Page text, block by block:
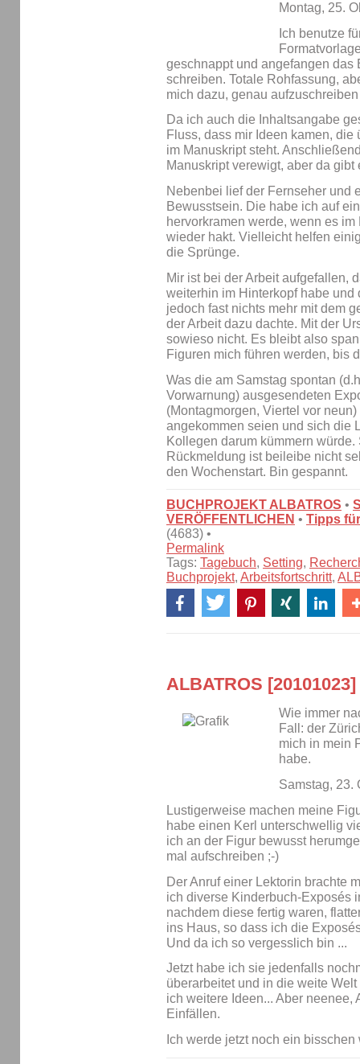
Montag, 25.
Ich benutze
geschnappt und angefangen das
schreiben. Totale Rohfassung,
mich dazu, genau
Da ich auch die Inhaltsangabe
Fluss, dass mir Ideen kamen,
im Manuskript steht.
Manuskript verewigt, aber da
Nebenbei lief der Fernseher und
Bewusstsein. Die habe ich auf
hervorkramen werde, wenn es
wieder hakt. Vielleicht helfen
die Sprünge.
Mir ist bei der Arbeit aufgefallen,
weiterhin im Hinterkopf habe
jedoch fast nichts mehr mit dem
der Arbeit dazu dachte. Mit der
sowieso nicht. Es bleibt also
Figuren mich führen werden, bis
Was die am Samstag spontan
Vorwarnung) ausgesendeten
(Montagmorgen, Viertel vor
angekommen seien und sich die
Kollegen darum kümmern
Rückmeldung ist beileibe nicht
den Wochenstart. Bin gespannt.
BUCHPROJEKT ALBATROS •
VERÖFFENTLICHEN • Tipps
(4683) •
Permalink
Tags: Tagebuch, Setting,
Buchprojekt, Arbeitsfortschritt,
ALBATROS [20101023]
Wie immer
Fall: der
mich in mein
habe.
Samstag, 23.
Lustigerweise machen meine
habe einen Kerl unterschwellig
ich an der Figur bewusst
mal aufschreiben ;-)
Der Anruf einer Lektorin brachte
ich diverse Kinderbuch-Exposés
nachdem diese fertig waren,
ins Haus, so dass ich die
Und da ich so vergesslich bin ...
Jetzt habe ich sie jedenfalls
überarbeitet und in die weite
ich weitere Ideen... Aber neenee,
Einfällen.
Ich werde jetzt noch ein